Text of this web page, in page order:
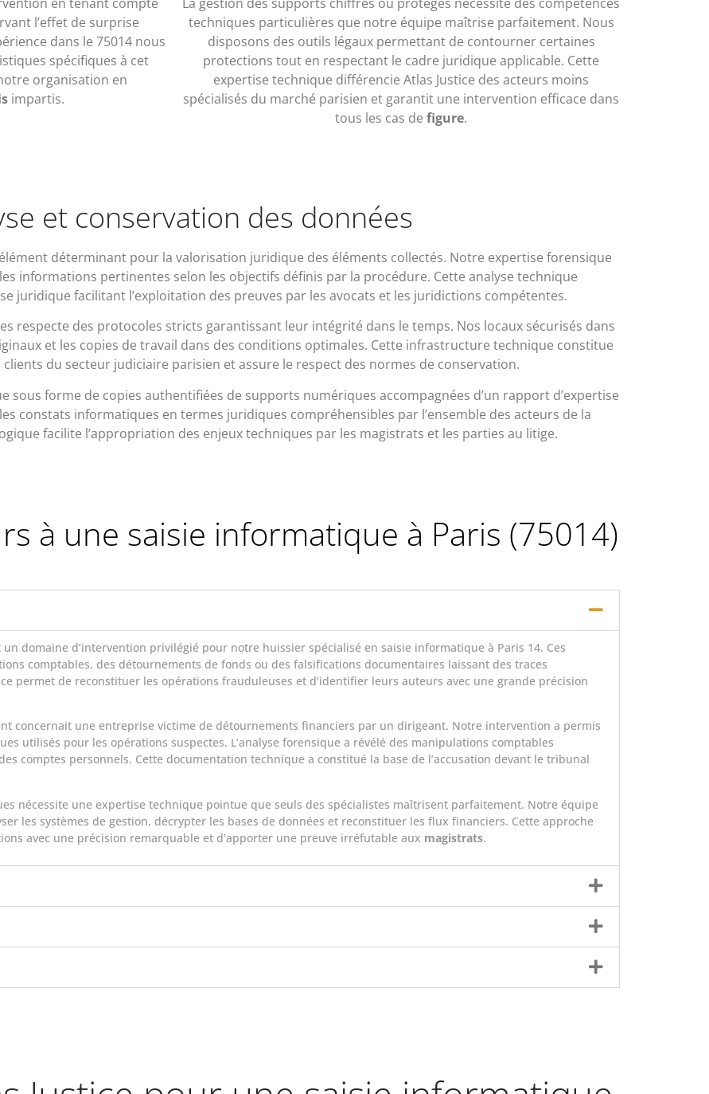
en tenant compte
l’effet de surprise
dans le 75014 nous
spécifiques à cet
organisation en
impartis.
La gestion des supports chiffrés ou protégés nécessite des compétences
techniques particulières que notre équipe maîtrise parfaitement. Nous
disposons des outils légaux permettant de contourner certaines
protections tout en respectant le cadre juridique applicable. Cette
expertise technique différencie Atlas Justice des acteurs moins
spécialisés du marché parisien et garantit une intervention efficace dans
tous les cas de figure.
et conservation des données
déterminant pour la valorisation juridique des éléments collectés. Notre expertise forensique
informations pertinentes selon les objectifs définis par la procédure. Cette analyse technique
juridique facilitant l’exploitation des preuves par les avocats et les juridictions compétentes.
respecte des protocoles stricts garantissant leur intégrité dans le temps. Nos locaux sécurisés dans
et les copies de travail dans des conditions optimales. Cette infrastructure technique constitue
du secteur judiciaire parisien et assure le respect des normes de conservation.
sous forme de copies authentifiées de supports numériques accompagnées d’un rapport d’expertise
constats informatiques en termes juridiques compréhensibles par l’ensemble des acteurs de la
facilite l’appropriation des enjeux techniques par les magistrats et les parties au litige.
à une saisie informatique à Paris (75014)
domaine d’intervention privilégié pour notre huissier spécialisé en saisie informatique à Paris 14. Ces
comptables, des détournements de fonds ou des falsifications documentaires laissant des traces
permet de reconstituer les opérations frauduleuses et d’identifier leurs auteurs avec une grande précision
concernait une entreprise victime de détournements financiers par un dirigeant. Notre intervention a permis
utilisés pour les opérations suspectes. L’analyse forensique a révélé des manipulations comptables
comptes personnels. Cette documentation technique a constitué la base de l’accusation devant le tribunal
nécessite une expertise technique pointue que seuls des spécialistes maîtrisent parfaitement. Notre équipe
les systèmes de gestion, décrypter les bases de données et reconstituer les flux financiers. Cette approche
avec une précision remarquable et d’apporter une preuve irréfutable aux magistrats.